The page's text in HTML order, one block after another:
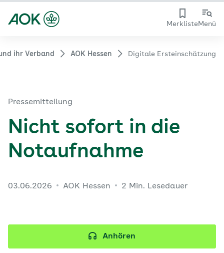
MerklisteMenü
ihr Verband AOK Hessen Digitale Ersteinschätzung
Pressemitteilung
Nicht sofort in die
Notaufnahme
03.06.2026 AOK Hessen 2 Min. Lesedauer
Anhören